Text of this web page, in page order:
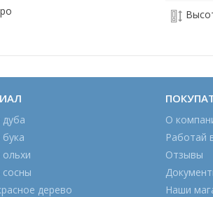
дерево
О
Работай
Отзывы
Наши